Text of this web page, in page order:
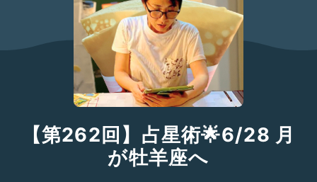
【第262回】占星術🌟6/28 月
が牡羊座へ